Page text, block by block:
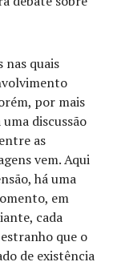
nas quais
por mais
discussão
as
vem. Aqui
há uma
em
cada
que o
de existência